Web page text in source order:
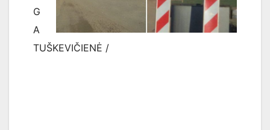
G
A
TUŠKEVIČIENĖ /